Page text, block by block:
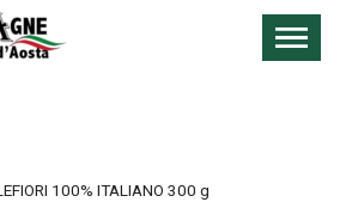
100% ITALIANO 300 g